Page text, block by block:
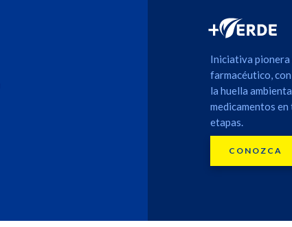
Iniciativa pionera
farmacéutico,
la huella
medicamentos en
etapas.
CONOZCA